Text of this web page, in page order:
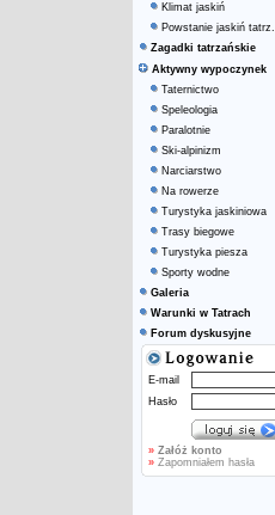
Klimat jaskiń
Powstanie jaskiń tatrz.
Zagadki tatrzańskie
Aktywny wypoczynek
Taternictwo
Speleologia
Paralotnie
Ski-alpinizm
Narciarstwo
Na rowerze
Turystyka jaskiniowa
Trasy biegowe
Turystyka piesza
Sporty wodne
Galeria
Warunki w Tatrach
Forum dyskusyjne
E-mail
Hasło
» Załóż konto
»Zapomniałem hasła